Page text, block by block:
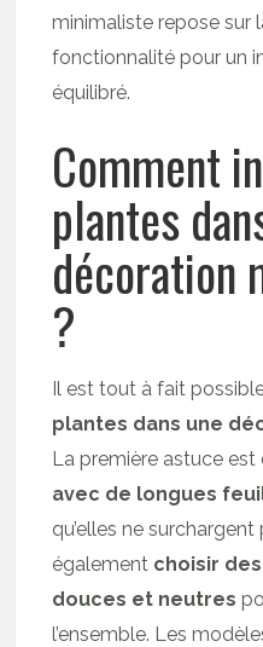
minimaliste repose sur
fonctionnalité pour un
équilibré.
Comment
plantes
décoration
?
Il est tout à fait possible
plantes dans une
La première astuce est
avec de longues
qu’elles ne
également choisir
douces et neutres
l’ensemble. Les